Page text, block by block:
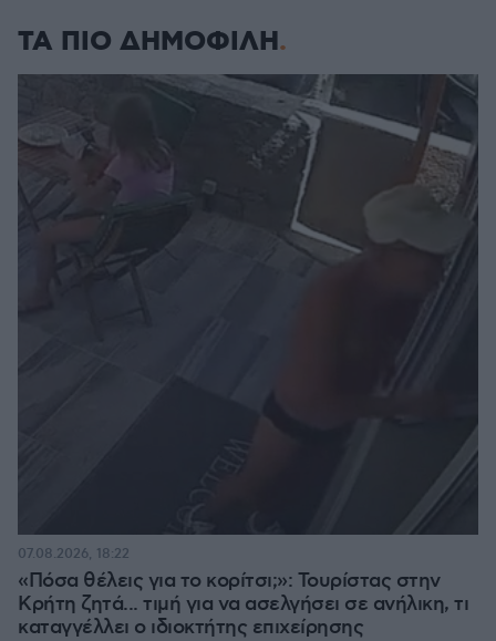
ΤΑ ΠΙΟ ΔΗΜΟΦΙΛΗ
«Πόσα θέλεις για το κορίτσι;»: Τουρίστας στην
Κρήτη ζητά... τιμή για να ασελγήσει σε ανήλικη, τι
καταγγέλλει ο ιδιοκτήτης επιχείρησης
07.08.2026, 18:22